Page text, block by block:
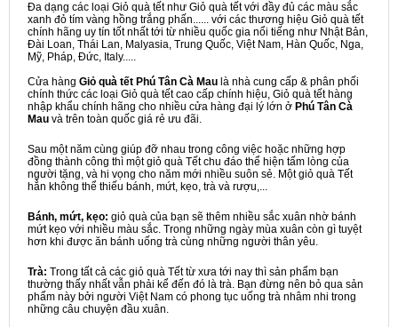
Đa dạng các loại Giỏ quà tết như Giỏ quà tết với đầy đủ các màu sắc
xanh đỏ tím vàng hồng trắng phấn...... với các thương hiệu Giỏ quà tết
chính hãng uy tín tốt nhất tới từ nhiều quốc gia nổi tiếng như Nhật Bản,
Đài Loan, Thái Lan, Malyasia, Trung Quốc, Việt Nam, Hàn Quốc, Nga,
Mỹ, Pháp, Đức, Italy.....
Cửa hàng Giỏ quà tết Phú Tân Cà Mau là nhà cung cấp & phân phối
chính thức các loại Giỏ quà tết cao cấp chính hiệu, Giỏ quà tết hàng
nhập khẩu chính hãng cho nhiều cửa hàng đại lý lớn ở Phú Tân Cà
Mau và trên toàn quốc giá rẻ ưu đãi.
Sau một năm cùng giúp đỡ nhau trong công việc hoặc những hợp
đồng thành công thì một giỏ quà Tết chu đáo thể hiện tấm lòng của
người tặng, và hi vọng cho năm mới nhiều suôn sẻ. Một giỏ quà Tết
hẳn không thể thiếu bánh, mứt, kẹo, trà và rượu,...
Bánh, mứt, kẹo: giỏ quà của bạn sẽ thêm nhiều sắc xuân nhờ bánh
mứt kẹo với nhiều màu sắc. Trong những ngày mùa xuân còn gì tuyệt
hơn khi được ăn bánh uống trà cùng những người thân yêu.
Trà: Trong tất cả các giỏ quà Tết từ xưa tới nay thì sản phẩm bạn
thường thấy nhất vẫn phải kể đến đó là trà. Bạn đừng nên bỏ qua sản
phẩm này bởi người Việt Nam có phong tục uống trà nhâm nhi trong
những câu chuyện đầu xuân.